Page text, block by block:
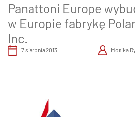
Panattoni Europe
w Europie fabrykę
Inc.
7 sierpnia 2013 Monika